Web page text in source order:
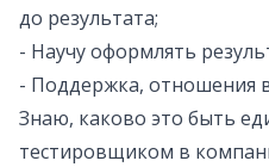
до результата;
- Научу оформлять
- Поддержка, отношения
Знаю, каково это быть
тестировщиком в